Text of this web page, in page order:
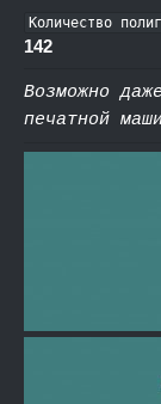
e
Количество
142
Возможно
печатной